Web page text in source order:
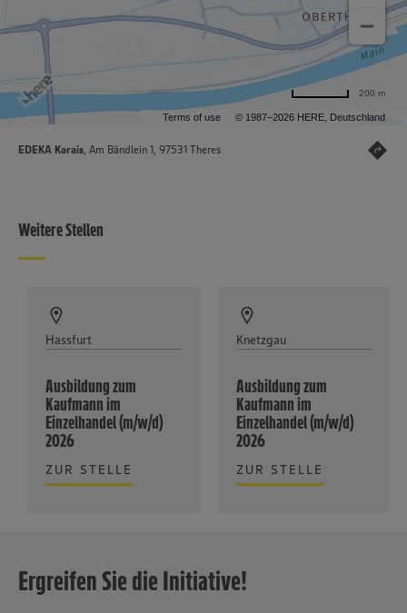
Terms of use © 1987–2026 HERE, Deutschland
200 m
EDEKA Karais, Am Bändlein 1, 97531 Theres
Weitere Stellen
Hassfurt
Ausbildung zum
Kaufmann im
Einzelhandel (m/w/d)
2026
ZUR STELLE
Knetzgau
Ausbildung zum
Kaufmann im
Einzelhandel (m/w/d)
2026
ZUR STELLE
Ergreifen Sie die Initiative!